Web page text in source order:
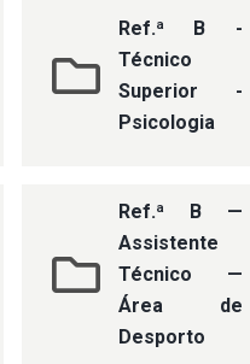
Ref.ª B -
Técnico
Superior -
Psicologia
Ref.ª B —
Assistente
Técnico —
Área de
Desporto